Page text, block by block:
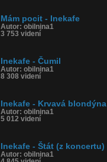
Mám pocit - Inekafe
Autor: obilnina1
3 753 videní
Inekafe - Čumil
Autor: obilnina1
8 308 videní
Inekafe - Krvavá blondýna
Autor: obilnina1
5 012 videní
Inekafe - Štát (z koncertu)
Autor: obilnina1